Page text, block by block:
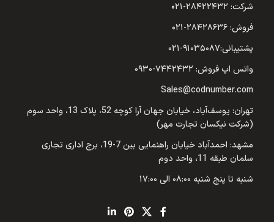
شرکت: ۲۸۴۲۲۴۳۲-۰۲۱
فروش: ۲۸۴۲۸۶۳۶-۰۲۱
پشتیبانی:۹۱۰۳۵۰۸۷-۰۲۱
واتس اپ فروش: ۷۴۴۲۴۳۲-۰۹۳۰
Sales@codnumber.com
تهران: یوسف‌آباد، خیابان جهان آرا کوچه 52، پلاک 13، واحد سوم
(شرکت نیکسان تجارت مهر)
مشهد: احمدآباد خیابان راهنمایی بین 7-19، برج اداری تجاری
سلمان طبقه 11، واحد دوم
شنبه تا پنج شنبه ۰۸:۰۰ الی ۱۷:۰۰